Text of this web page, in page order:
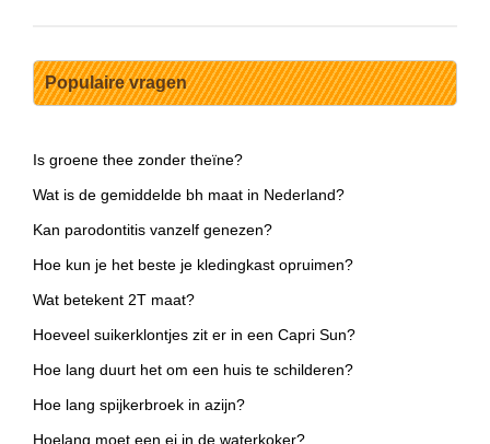
Populaire vragen
Is groene thee zonder theïne?
Wat is de gemiddelde bh maat in Nederland?
Kan parodontitis vanzelf genezen?
Hoe kun je het beste je kledingkast opruimen?
Wat betekent 2T maat?
Hoeveel suikerklontjes zit er in een Capri Sun?
Hoe lang duurt het om een huis te schilderen?
Hoe lang spijkerbroek in azijn?
Hoelang moet een ei in de waterkoker?